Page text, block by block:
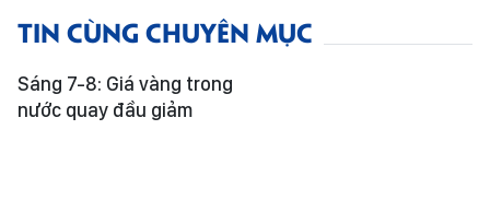
TIN CÙNG CHUYÊN MỤC
Sáng 7-8: Giá vàng trong
nước quay đầu giảm